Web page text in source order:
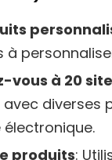
à
vous à 20
diverses
produits: